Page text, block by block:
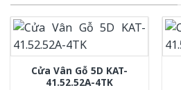
Cửa Vân Gỗ 5D KAT-
41.52.52A-4TK